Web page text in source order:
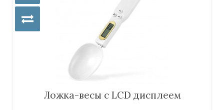
Ложка-весы с LCD дисплеем